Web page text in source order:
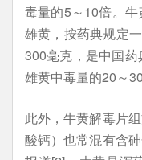
毒量的5～10倍。
雄黄，按药典规定
300毫克，是中国
雄黄中毒量的20～30
此外，牛黄解毒片
酸钙）也常混有含